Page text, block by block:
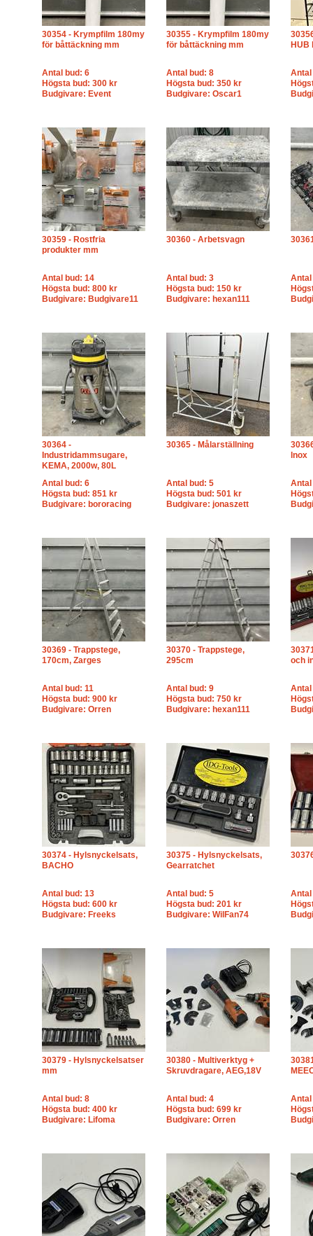
30354 - Krympfilm 180my
för båttäckning mm
Antal bud: 6
Högsta bud: 300 kr
Budgivare: Event
30355 - Krympfilm 180my
för båttäckning mm
Antal bud: 8
Högsta bud: 350 kr
Budgivare: Oscar1
HUB
Antal
30359 - Rostfria
produkter mm
Antal bud: 14
Högsta bud: 800 kr
Budgivare: Budgivare11
30360 - Arbetsvagn
Antal bud: 3
Högsta bud: 150 kr
Budgivare: hexan111
Antal
30364 -
Industridammsugare,
KEMA, 2000w, 80L
Antal bud: 6
Högsta bud: 851 kr
Budgivare: bororacing
30365 - Målarställning
Antal bud: 5
Högsta bud: 501 kr
Budgivare: jonaszett
lnox
Antal
30369 - Trappstege,
170cm, Zarges
Antal bud: 11
Högsta bud: 900 kr
Budgivare: Orren
30370 - Trappstege,
295cm
Antal bud: 9
Högsta bud: 750 kr
Budgivare: hexan111
och
Antal
30374 - Hylsnyckelsats,
BACHO
Antal bud: 13
Högsta bud: 600 kr
Budgivare: Freeks
30375 - Hylsnyckelsats,
Gearratchet
Antal bud: 5
Högsta bud: 201 kr
Budgivare: WilFan74
Antal
30379 - Hylsnyckelsatser
mm
Antal bud: 8
Högsta bud: 400 kr
Budgivare: Lifoma
30380 - Multiverktyg +
Skruvdragare, AEG,18V
Antal bud: 4
Högsta bud: 699 kr
Budgivare: Orren
Antal